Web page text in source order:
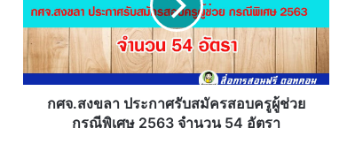
สอบ
ครู
ช่วย
กรณี
พิเศษกศจ.สงขลา ประกาศรับสมัครสอบครูผู้ช่วย
กรณีพิเศษ 2563 จำนวน 54 อัตรา